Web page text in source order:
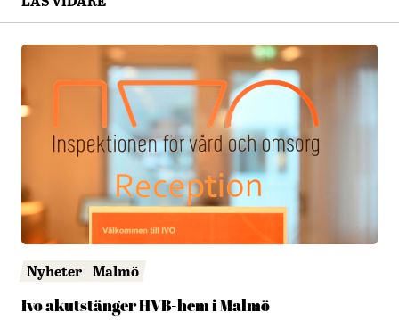
Nyheter Malmö
Ivo akutstänger HVB-hem i Malmö